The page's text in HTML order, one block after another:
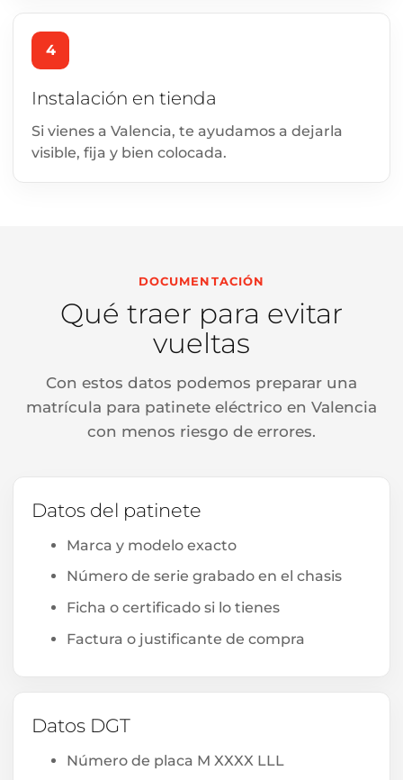
4
Instalación en tienda
Si vienes a Valencia, te ayudamos a dejarla
visible, fija y bien colocada.
DOCUMENTACIÓN
Qué traer para evitar
vueltas
Con estos datos podemos preparar una
matrícula para patinete eléctrico en Valencia
con menos riesgo de errores.
Datos del patinete
Marca y modelo exacto
Número de serie grabado en el chasis
Ficha o certificado si lo tienes
Factura o justificante de compra
Datos DGT
Número de placa M XXXX LLL